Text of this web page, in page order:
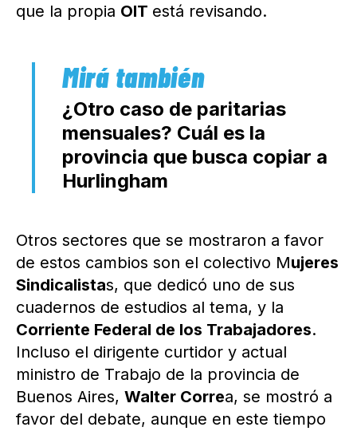
que la propia OIT está revisando.
¿Otro caso de paritarias
mensuales? Cuál es la
provincia que busca copiar a
Hurlingham
Otros sectores que se mostraron a favor
de estos cambios son el colectivo Mujeres
Sindicalistas, que dedicó uno de sus
cuadernos de estudios al tema, y la
Corriente Federal de los Trabajadores.
Incluso el dirigente curtidor y actual
ministro de Trabajo de la provincia de
Buenos Aires, Walter Correa, se mostró a
favor del debate, aunque en este tiempo